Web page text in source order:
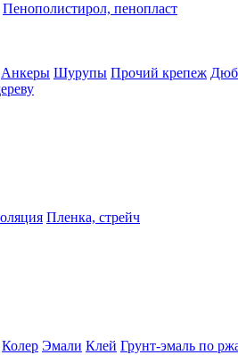
Пенополистирол, пенопласт
Анкеры Шурупы Прочий крепеж
Пленка, стрейч
Колер Эмали Клей Грунт-эмаль по